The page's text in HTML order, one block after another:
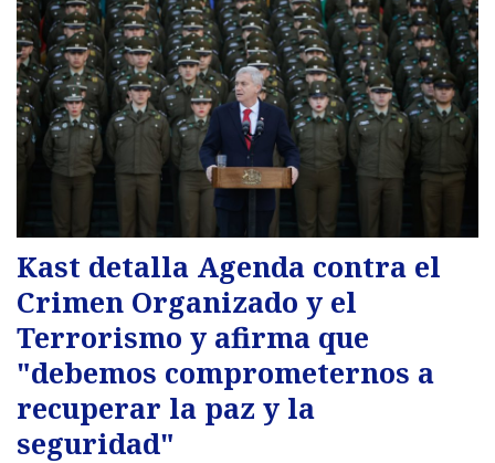
Kast detalla Agenda contra el
Crimen Organizado y el
Terrorismo y afirma que
"debemos comprometernos a
recuperar la paz y la
seguridad"